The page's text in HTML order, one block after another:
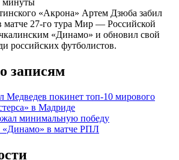
«Акрона» Артем Дзюба забил
матче 27-го тура Мир — Российской
«Динамо» и обновил свой
российских футболистов.
записям
Медведев покинет топ-10 мирового
в Мадриде
минимальную победу
«Динамо» в матче РПЛ